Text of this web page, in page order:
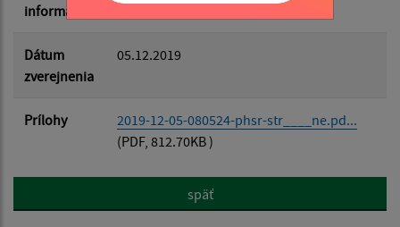
informácie
Dátum
zverejnenia
05.12.2019
Prílohy
2019-12-05-080524-phsr-str____ne.pd...
(PDF, 812.70KB )
späť